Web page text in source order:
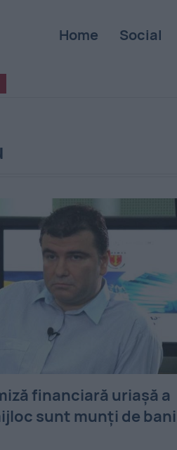
Home Social
financiară uriașă a
sunt munți de bani